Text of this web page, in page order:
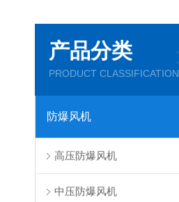
产品分类
PRODUCT CLASSIFICATION
防爆风机
高压防爆风机
中压防爆风机